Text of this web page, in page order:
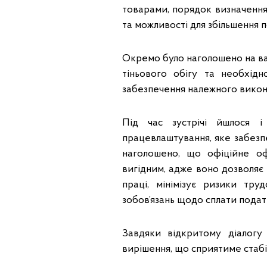
товарами, порядок
та можливості для
Окремо було наголошено на
тіньового обігу та
забезпечення належного
Під час зустрічі йшлося
працевлаштування, яке
наголошено, що офіційне
вигідним, адже воно
праці, мінімізує ризики
зобов’язань щодо сплати
Завдяки відкритому
вирішення, що сприятиме